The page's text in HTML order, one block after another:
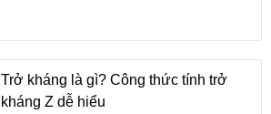
Trở kháng là gì? Công thức tính trở
kháng Z dễ hiểu